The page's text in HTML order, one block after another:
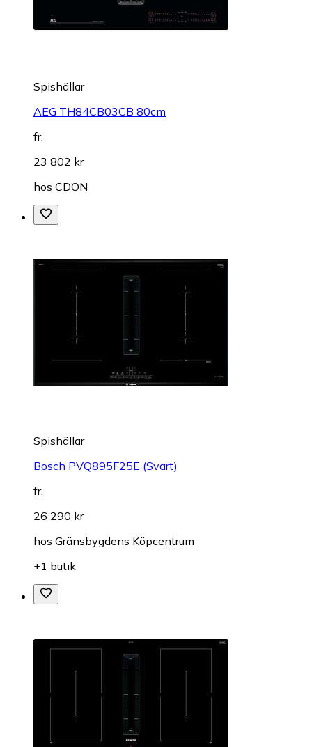
Spishällar
AEG TH84CB03CB 80cm
fr.
23 802 kr
hos CDON
Spishällar
Bosch PVQ895F25E (Svart)
fr.
26 290 kr
hos Gränsbygdens Köpcentrum
+1 butik